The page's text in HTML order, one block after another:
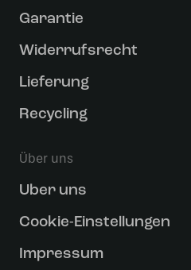
Garantie
Widerrufsrecht
Lieferung
Recycling
Über uns
Uber uns
Cookie-Einstellungen
Impressum